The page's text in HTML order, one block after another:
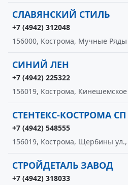
СЛАВЯНСКИЙ СТИЛЬ
+7 (4942) 312048
156000, Кострома, Мучные Ряды
СИНИЙ ЛЕН
+7 (4942) 225322
156019, Кострома,
СТЕНТЕКС-КОСТРОМА СП
+7 (4942) 548555
156019, Кострома, Щербины ул.,
СТРОЙДЕТАЛЬ ЗАВОД
+7 (4942) 318033